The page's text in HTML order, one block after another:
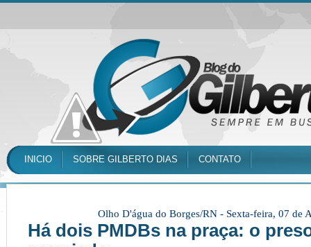
INICIO SOBRE GILBERTO DIAS CONTATO
Olho D'água do Borges/RN - Sexta-feira, 07 de
Há dois PMDBs na praça: o